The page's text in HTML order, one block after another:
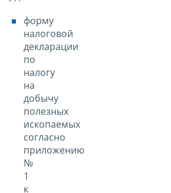
форму
налоговой
декларации
по
налогу
на
добычу
полезных
ископаемых
согласно
приложению
№
1
к